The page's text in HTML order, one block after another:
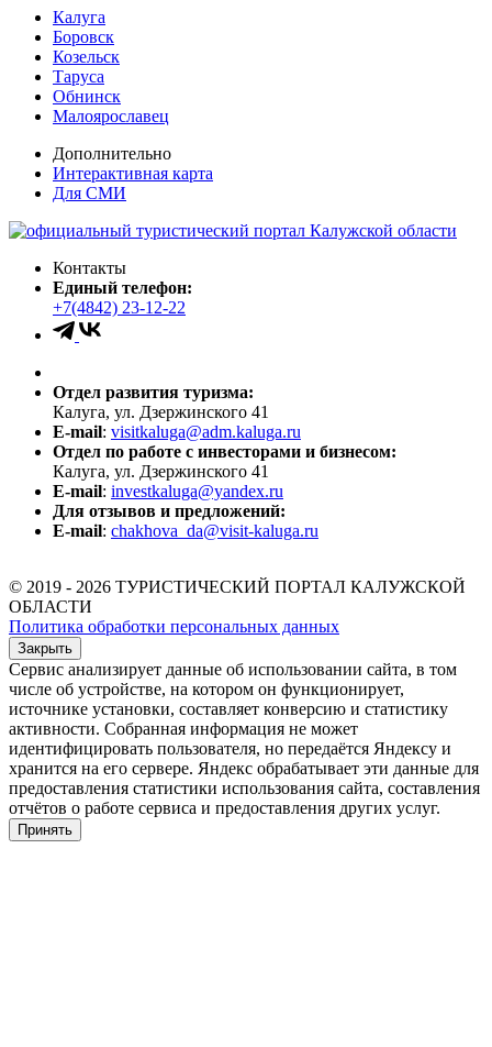
Калуга
Боровск
Козельск
Таруса
Обнинск
Малоярославец
Дополнительно
Интерактивная карта
Для СМИ
Контакты
Единый телефон:
+7(4842) 23-12-22
Отдел развития туризма:
Калуга, ул. Дзержинского 41
E-mail: visitkaluga@adm.kaluga.ru
Отдел по работе с инвесторами и бизнесом:
Калуга, ул. Дзержинского 41
E-mail: investkaluga@yandex.ru
Для отзывов и предложений:
E-mail: chakhova_da@visit-kaluga.ru
© 2019 - 2026 ТУРИСТИЧЕСКИЙ ПОРТАЛ КАЛУЖСКОЙ
ОБЛАСТИ
Политика обработки персональных данных
Закрыть
Сервис анализирует данные об использовании сайта, в том
числе об устройстве, на котором он функционирует,
источнике установки, составляет конверсию и статистику
активности. Собранная информация не может
идентифицировать пользователя, но передаётся Яндексу и
хранится на его сервере. Яндекс обрабатывает эти данные для
предоставления статистики использования сайта, составления
отчётов о работе сервиса и предоставления других услуг.
Принять